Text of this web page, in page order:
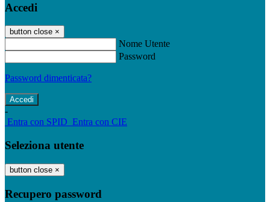
Accedi
button close ×
Nome Utente
Password
Password dimenticata?
-
Entra con SPID Entra con CIE
Seleziona utente
button close ×
Recupero password